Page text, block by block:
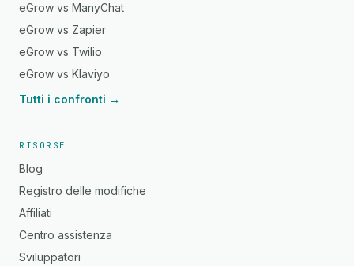
eGrow vs ManyChat
eGrow vs Zapier
eGrow vs Twilio
eGrow vs Klaviyo
Tutti i confronti →
RISORSE
Blog
Registro delle modifiche
Affiliati
Centro assistenza
Sviluppatori